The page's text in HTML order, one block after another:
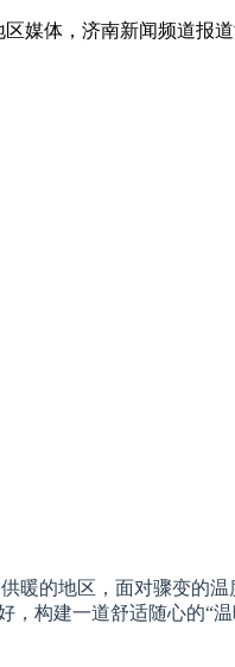
媒体，济南新闻频道报
暖的地区，面对骤变的
构建一道舒适随心的“温